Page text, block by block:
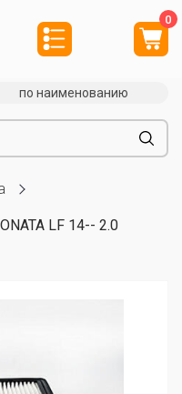
0
по наименованию
LF 14-- 2.0